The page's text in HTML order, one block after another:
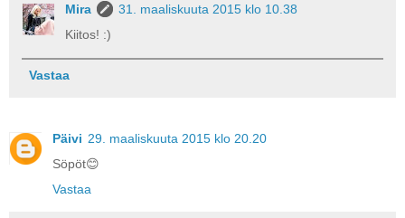
Mira
31. maaliskuuta 2015 klo 10.38
Kiitos! :)
Vastaa
Päivi 29. maaliskuuta 2015 klo 20.20
Söpöt😊
Vastaa